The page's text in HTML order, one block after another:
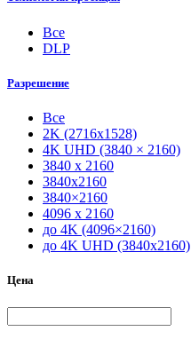
Все
DLP
Разрешение
Все
2K (2716x1528)
4K UHD (3840 × 2160)
3840 x 2160
3840x2160
3840×2160
4096 x 2160
до 4K (4096×2160)
до 4K UHD (3840x2160)
Цена